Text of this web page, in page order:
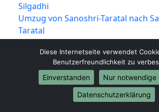
Silgadhi
Umzug von Sanoshri-Taratal nach
Taratal
Umzug von Bhrikuti nach Bhrikuti
Umzug von Duhabi-Bhaluwa nach
Umzug von Shankharapur nach
Umzug von Dudhauli nach Dudhauli
Umzug von Sabaila nach Sabaila
Diese Internetseite verwendet
Benutzerfreundlichkeit zu
Einverstanden
Nur notwendige
Datenschutzerklärung